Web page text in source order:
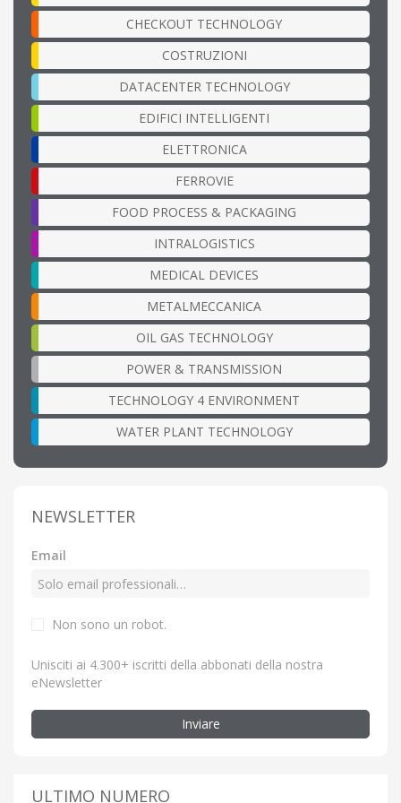
CHECKOUT TECHNOLOGY
COSTRUZIONI
DATACENTER TECHNOLOGY
EDIFICI INTELLIGENTI
ELETTRONICA
FERROVIE
FOOD PROCESS & PACKAGING
INTRALOGISTICS
MEDICAL DEVICES
METALMECCANICA
OIL GAS TECHNOLOGY
POWER & TRANSMISSION
TECHNOLOGY 4 ENVIRONMENT
WATER PLANT TECHNOLOGY
NEWSLETTER
Email
Non sono un robot.
Unisciti ai 4.300+ iscritti della abbonati della nostra
eNewsletter
Inviare
ULTIMO NUMERO